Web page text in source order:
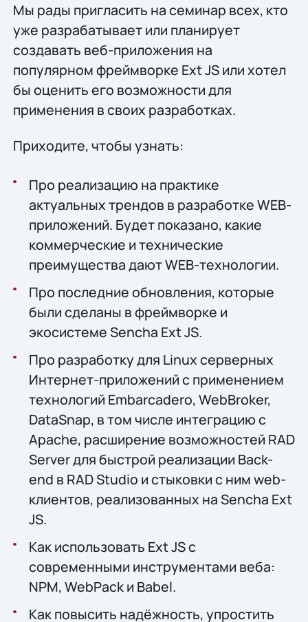
Мы рады пригласить на семинар всех, кто
уже разрабатывает или планирует
создавать веб-приложения на
популярном фреймворке Ext JS или хотел
бы оценить его возможности для
применения в своих разработках.
Приходите, чтобы узнать:
Про реализацию на практике
актуальных трендов в разработке WEB-
приложений. Будет показано, какие
коммерческие и технические
преимущества дают WEB-технологии.
Про последние обновления, которые
были сделаны в фреймворке и
экосистеме Sencha Ext JS.
Про разработку для Linux серверных
Интернет-приложений с применением
технологий Embarcadero, WebBroker,
DataSnap, в том числе интеграцию с
Apache, расширение возможностей RAD
Server для быстрой реализации Back-
end в RAD Studio и стыковки с ним web-
клиентов, реализованных на Sencha Ext
JS.
Как использовать Ext JS с
современными инструментами веба:
NPM, WebPack и Babel.
Как повысить надёжность, упростить